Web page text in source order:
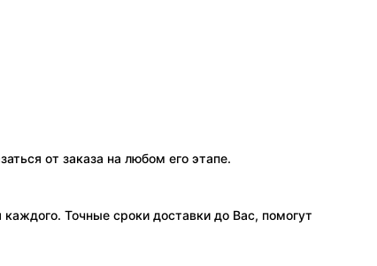
от заказа на любом его этапе.
Точные сроки доставки до Вас, помогут